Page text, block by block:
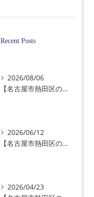
Recent Posts
2026/08/06
【名古屋市熱田区の警備会社】夏季休業のお知らせ
2026/06/12
【名古屋市熱田区の警備会社】暑熱順化で熱中症対策を！
2026/04/23